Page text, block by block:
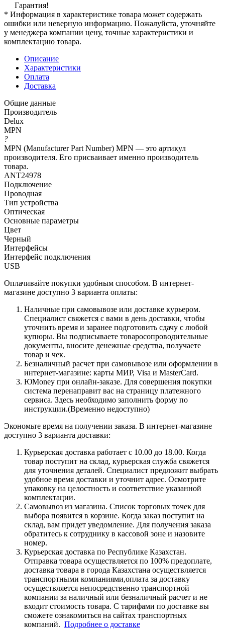
Гарантия!
* Информация в характеристике товара может содержать
ошибки или неверную информацию. Пожалуйста, уточняйте
у менеджера компании цену, точные характеристики и
комплектацию товара.
Описание
Характеристики
Оплата
Доставка
Общие данные
Производитель
Delux
MPN
?
MPN (Manufacturer Part Number) MPN — это артикул
производителя. Его присваивает именно производитель
товара.
ANT24978
Подключение
Проводная
Тип устройства
Оптическая
Основные параметры
Цвет
Черный
Интерфейсы
Интерфейс подключения
USB
Оплачивайте покупки удобным способом. В интернет-
магазине доступно 3 варианта оплаты:
Наличные при самовывозе или доставке курьером.
Специалист свяжется с вами в день доставки, чтобы
уточнить время и заранее подготовить сдачу с любой
купюры. Вы подписываете товаросопроводительные
документы, вносите денежные средства, получаете
товар и чек.
Безналичный расчет при самовывозе или оформлении в
интернет-магазине: карты МИР, Visa и MasterCard.
ЮMoney при онлайн-заказе. Для совершения покупки
система перенаправит вас на страницу платежного
сервиса. Здесь необходимо заполнить форму по
инструкции.(Временно недоступно)
Экономьте время на получении заказа. В интернет-магазине
доступно 3 варианта доставки:
Курьерская доставка работает с 10.00 до 18.00. Когда
товар поступит на склад, курьерская служба свяжется
для уточнения деталей. Специалист предложит выбрать
удобное время доставки и уточнит адрес. Осмотрите
упаковку на целостность и соответствие указанной
комплектации.
Самовывоз из магазина. Список торговых точек для
выбора появится в корзине. Когда заказ поступит на
склад, вам придет уведомление. Для получения заказа
обратитесь к сотруднику в кассовой зоне и назовите
номер.
Курьерская доставка по Республике Казахстан.
Отправка товара осуществляется по 100% предоплате,
доставка товара в города Казахстана осуществляется
транспортными компаниями,оплата за доставку
осуществляется непосредственно транспортной
компании за наличный или безналичный расчет и не
входит стоимость товара. С тарифами по доставке вы
сможете ознакомиться на сайтах транспортных
компаний. Подробнее о доставке